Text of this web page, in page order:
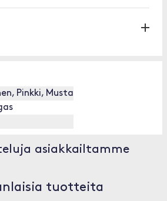
Pinkki, Musta
asiakkailtamme
tuotteita